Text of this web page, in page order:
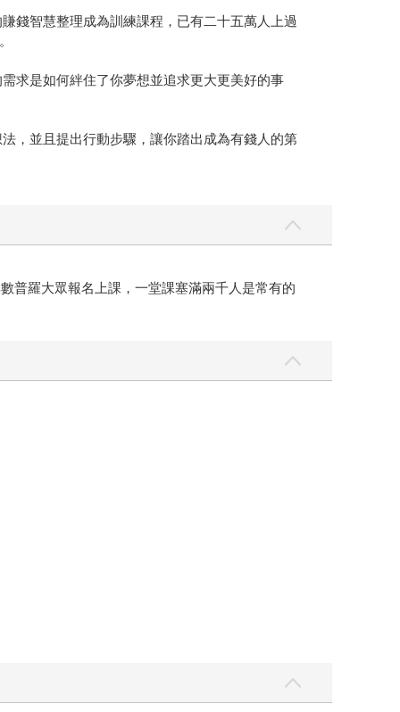
錢智慧整理成為訓練課程，已有二十五萬人上過
求是如何絆住了你夢想並追求更大更美好的事
，並且提出行動步驟，讓你踏出成為有錢人的第
普羅大眾報名上課，一堂課塞滿兩千人是常有的